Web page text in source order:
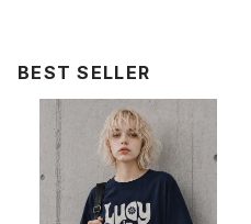
BEST SELLER